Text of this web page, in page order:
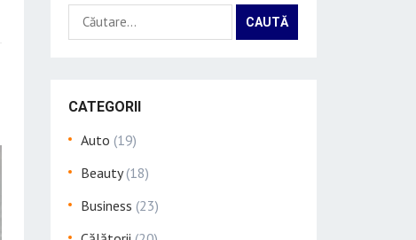
Caută
după:
CATEGORII
Auto (19)
Beauty(18)
Business (23)